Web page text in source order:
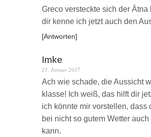
Greco versteckte sich der Ätna
dir kenne ich jetzt auch den
Antworten
Imke
21. Januar 2017
Ach wie schade, die Aussicht
klasse! Ich weiß, das hilft dir
ich könnte mir vorstellen, dass
bei nicht so gutem Wetter
kann.